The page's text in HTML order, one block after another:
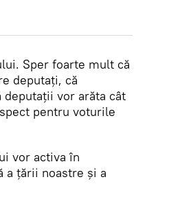
Sper foarte mult că
deputați, că
vor arăta cât
pentru voturile
vor activa în
a țării noastre și a